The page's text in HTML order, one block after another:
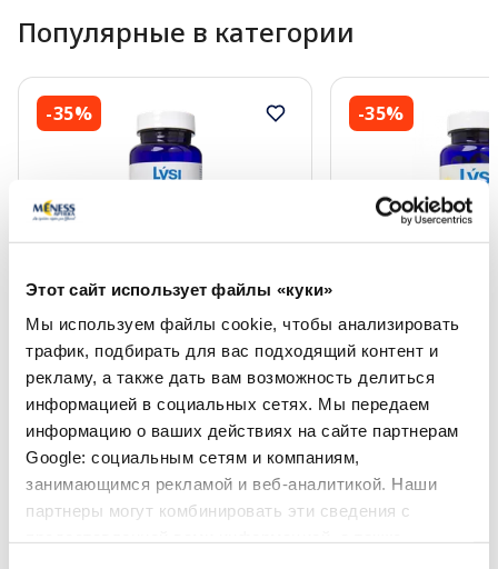
Этот сайт использует файлы «куки»
Мы используем файлы cookie, чтобы анализировать
трафик, подбирать для вас подходящий контент и
рекламу, а также дать вам возможность делиться
информацией в социальных сетях. Мы передаем
информацию о ваших действиях на сайте партнерам
Google: социальным сетям и компаниям,
занимающимся рекламой и веб-аналитикой. Наши
партнеры могут комбинировать эти сведения с
Популярные в категории
-35%
Пищевая добавка
LYSI Масло Печени Акулы
капсулы, 60 шт.
10.39 € 15.99 €
В корзину
-35%
Пищевая добавка
LYSI Omega - 3
капсулы, 120 шт.
15.27 € 23.49 €